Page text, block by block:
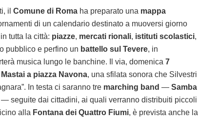
il Comune di Roma ha preparato una mappa
di un calendario destinato a muoversi giorno
tutta la città: piazze, mercati rionali, istituti scolastici,
pubblico e perfino un battello sul Tevere, in
musica lungo le banchine. Il via, domenica 7
a piazza Navona, una sfilata sonora che Silvestri
In testa ci saranno tre marching band — Samba
— seguite dai cittadini, ai quali verranno distribuiti piccoli
alla Fontana dei Quattro Fiumi, è prevista anche la